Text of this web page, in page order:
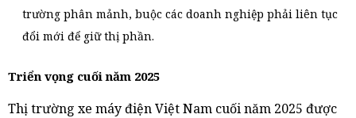
trường phân mảnh, buộc các doanh nghiệp phải liên tục
đổi mới để giữ thị phần.
Triển vọng cuối năm 2025
Thị trường xe máy điện Việt Nam cuối năm 2025 được